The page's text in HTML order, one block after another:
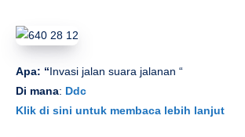
Apa: “Invasi jalan suara jalanan “
Di mana: Ddc
Klik di sini untuk membaca lebih lanjut